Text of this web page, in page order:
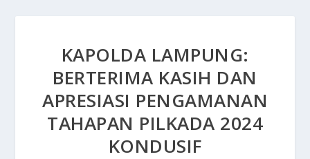
KAPOLDA LAMPUNG:
BERTERIMA KASIH DAN
APRESIASI PENGAMANAN
TAHAPAN PILKADA 2024
KONDUSIF